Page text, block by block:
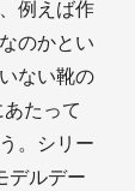
例えば作
のかとい
ない靴の
たって
。シリー
デルデー